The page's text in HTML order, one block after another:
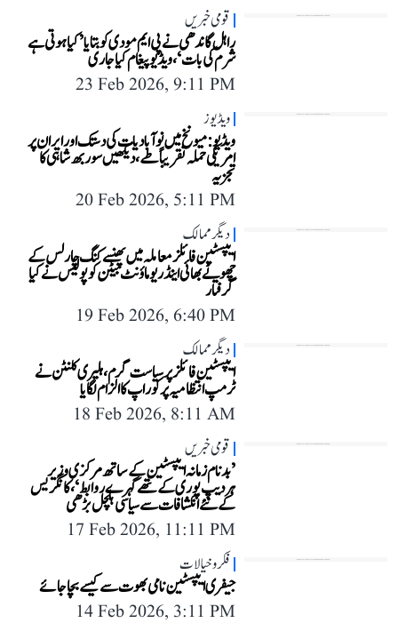
قومی خبریں
راہل گاندھی نے پی ایم مودی کو بتایا ’کیا ہوتی ہے
شرم کی بات‘، ویڈیو پیغام کیا جاری
23 Feb 2026, 9:11 PM
ویڈیوز
ویڈیو: میونخ میں نوآبادیات کی دستک اور ایران پر
امریکی حملہ تقریباً طے، دیکھیں سوربھ شاہی کا
تجزیہ
20 Feb 2026, 5:11 PM
دیگر ممالک
ایپسٹین فائلز معاملہ میں پھنسے کنگ چارلس کے
چھوٹے بھائی اینڈریو ماؤنٹ بیٹن کو پولیس نے کیا
گرفتار
19 Feb 2026, 6:40 PM
دیگر ممالک
ایپسٹین فائلز پر سیاست گرم، ہلیری کلنٹن نے
ٹرمپ انتظامیہ پر کور اپ کا الزام لگایا
18 Feb 2026, 8:11 AM
قومی خبریں
’بدنام زمانہ ایپسٹین کے ساتھ مرکزی وزیر
ہردیپ پوری کے تھے گہرے روابط‘، کانگریس
کے نئے انکشافات سے سیاسی ہلچل بڑھی
17 Feb 2026, 11:11 PM
فکر و خیالات
جیفری ایپسٹین نامی بھوت سے کیسے بچا جائے
14 Feb 2026, 3:11 PM